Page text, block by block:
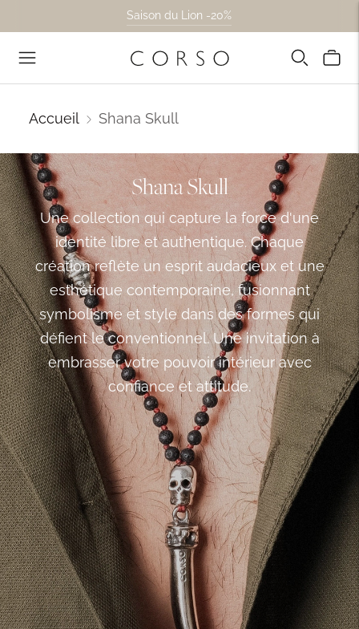
Saison du Lion -20%
Accueil Shana Skull
Shana Skull
Une collection qui capture la force d'une
identité libre et authentique. Chaque
création reflète un esprit audacieux et une
esthétique contemporaine, fusionnant
symbolisme et style dans des formes qui
défient le conventionnel. Une invitation à
embrasser votre pouvoir intérieur avec
confiance et attitude.